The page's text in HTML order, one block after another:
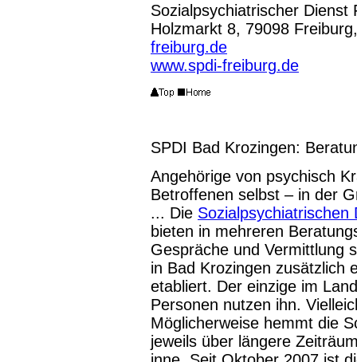
Sozialpsychiatrischer Dienst
Holzmarkt 8, 79098
freiburg.de
www.spdi-freiburg.de
SPDI Bad Krozingen:
Angehörige von psychisch
Betroffenen selbst – in der
... Die Sozialpsychiatrischen
bieten in mehreren
Gespräche und Vermittlung
in Bad Krozingen zusätzlich
etabliert. Der einzige im
Personen nutzen ihn.
Möglicherweise hemmt die
jeweils über längere